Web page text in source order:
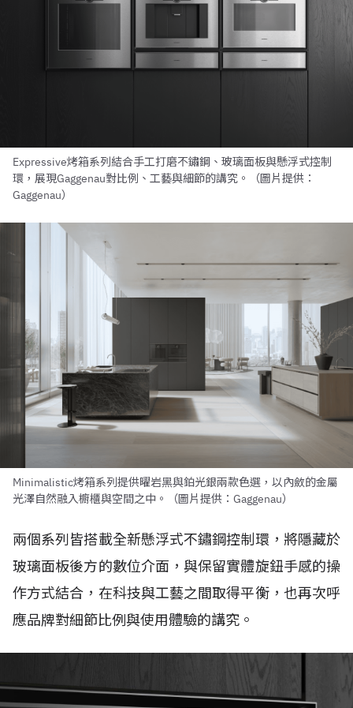
Expressive烤箱系列結合手工打磨不鏽鋼、玻璃面板與懸浮式控制
環，展現Gaggenau對比例、工藝與細節的講究。（圖片提供：
Gaggenau）
Minimalistic烤箱系列提供曜岩黑與鉑光銀兩款色選，以內斂的金屬
光澤自然融入櫥櫃與空間之中。（圖片提供：Gaggenau）
兩個系列皆搭載全新懸浮式不鏽鋼控制環，將隱藏於
玻璃面板後方的數位介面，與保留實體旋鈕手感的操
作方式結合，在科技與工藝之間取得平衡，也再次呼
應品牌對細節比例與使用體驗的講究。